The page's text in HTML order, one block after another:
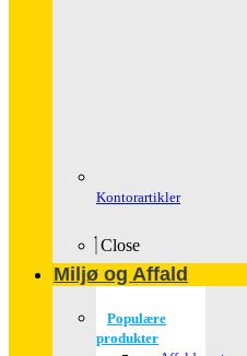
Kontorartikler
Close
Miljø og Affald
Populære
produkter